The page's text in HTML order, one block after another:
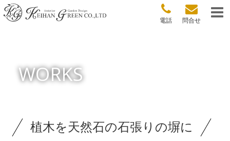
問合せ
電話
WORKS
植木を天然石の石張りの塀に